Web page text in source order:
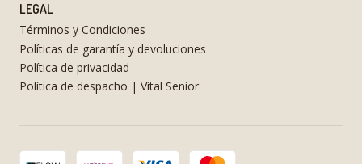
LEGAL
Términos y Condiciones
Políticas de garantía y devoluciones
Política de privacidad
Política de despacho | Vital Senior